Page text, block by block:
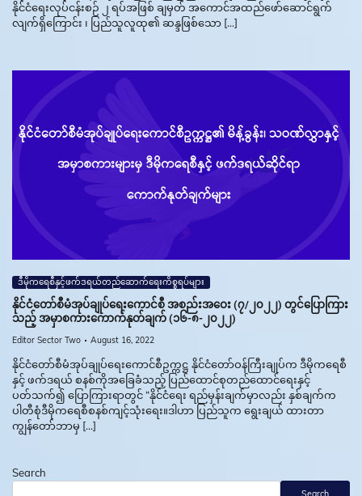
နိုင်ငံရေးလုပ်ငန်းစဉ် ၂ ရပ်အဖြစ် ချမှတ် အကောင်အထည်ဖော်ဆောင်ရွက်
လျက်ရှိကြောင်း ၊ ပြည်သူလူထု၏ ဆန္ဒဖြစ်သော […]
ဒီမိုကရေစီနှင့်ဖက်ဒရယ်တည်ဆောက်‌ရေးကိစ္စရပ်များ
နိုင်ငံတော်စီမံအုပ်ချုပ်ရေးကောင်စီ အစည်းအဝေး (၇/၂၀၂၂) တွင်ပြောကြား
သည့် အမှာစကားကောက်နုတ်ချက် (၁၆-၈-၂၀၂၂)
Editor Sector Two August 16, 2022
နိုင်ငံတော်စီမံအုပ်ချုပ်ရေးကောင်စီဥက္ကဋ္ဌ နိုင်ငံတော်ဝန်ကြီးချုပ်က ဒီမိုကရေစီ
နှင့် ဖက်ဒရယ် စနစ်ကိုအခြေခံသည့် ပြည်ထောင်စုတည်ထောင်ရေးနှင့်
ပတ်သက်၍ ပြောကြားရာတွင် “နိုင်ငံရေး ရည်မှန်းချက်မှာလည်း နှစ်ချက်က
ပါတီစုံဒီမိုကရေစီစနစ်ကျင့်သုံးရေး။ဒါဟာ ပြည်သူက ရွေးချယ် ထားတာ
ကျွန်တော်ဘာမှ […]
Search